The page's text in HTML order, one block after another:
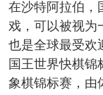
在沙特阿拉伯，
戏，可以被视为
也是全球最受欢
国王世界快棋锦
象棋锦标赛，由